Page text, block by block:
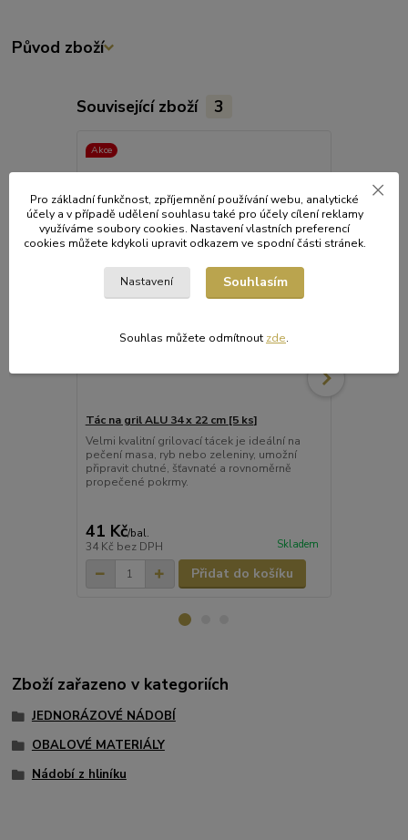
Původ zboží
Související zboží 3
Akce
Tác na gril ALU 34 x 22 cm [5 ks]
Velmi kvalitní grilovací tácek je ideální na
pečení masa, ryb nebo zeleniny, umožní
připravit chutné, šťavnaté a rovnoměrně
propečené pokrmy.
41 Kč/bal.
34 Kč bez DPH Skladem
Přidat do košíku
Zboží zařazeno v kategoriích
JEDNORÁZOVÉ NÁDOBÍ
OBALOVÉ MATERIÁLY
Nádobí z hliníku
Pro základní funkčnost, zpříjemnění používání webu, analytické
účely a v případě udělení souhlasu také pro účely cílení reklamy
využíváme soubory cookies. Nastavení vlastních preferencí
cookies můžete kdykoli upravit odkazem ve spodní části stránek.
Nastavení Souhlasím
Souhlas můžete odmítnout zde.